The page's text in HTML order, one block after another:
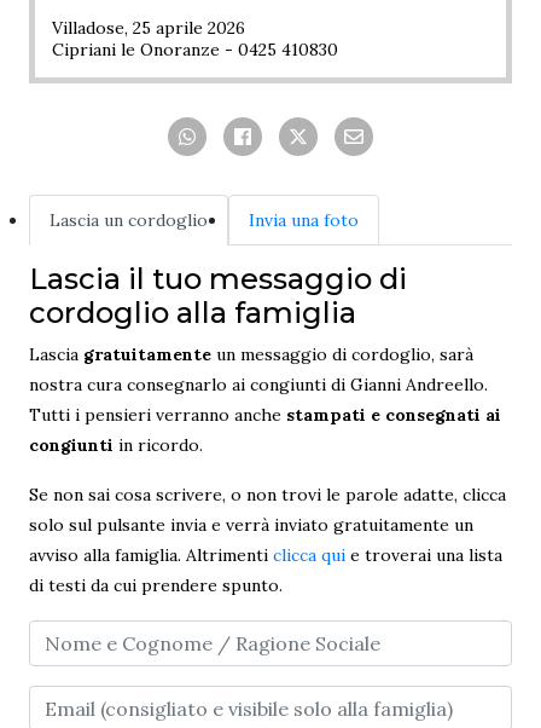
Villadose, 25 aprile 2026
Cipriani le Onoranze - 0425 410830
Lascia un cordoglio Invia una foto
Lascia il tuo messaggio di
cordoglio alla famiglia
Lascia gratuitamenteun messaggio di cordoglio, sarà
nostra cura consegnarlo ai congiunti di Gianni Andreello.
Tutti i pensieri verranno anche stampati e consegnati ai
congiunti in ricordo.
Se non sai cosa scrivere, o non trovi le parole adatte, clicca
solo sul pulsante invia e verrà inviato gratuitamente un
avviso alla famiglia. Altrimenti clicca quie troverai una lista
di testi da cui prendere spunto.